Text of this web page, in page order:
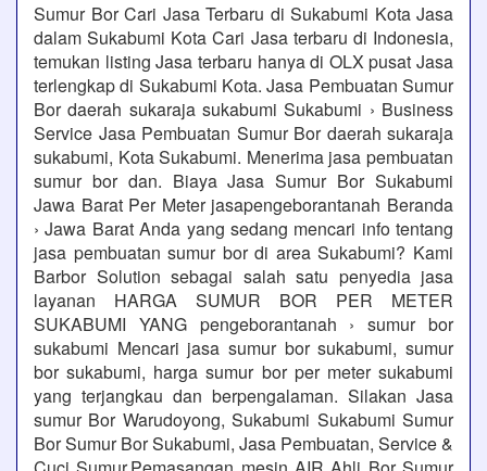
Sumur Bor Cari Jasa Terbaru di Sukabumi Kota Jasa
dalam Sukabumi Kota Cari Jasa terbaru di Indonesia,
temukan listing Jasa terbaru hanya di OLX pusat Jasa
terlengkap di Sukabumi Kota. Jasa Pembuatan Sumur
Bor daerah sukaraja sukabumi Sukabumi › Business
Service Jasa Pembuatan Sumur Bor daerah sukaraja
sukabumi, Kota Sukabumi. Menerima jasa pembuatan
sumur bor dan. Biaya Jasa Sumur Bor Sukabumi
Jawa Barat Per Meter jasapengeborantanah Beranda
› Jawa Barat Anda yang sedang mencari info tentang
jasa pembuatan sumur bor di area Sukabumi? Kami
Barbor Solution sebagai salah satu penyedia jasa
layanan HARGA SUMUR BOR PER METER
SUKABUMI YANG pengeborantanah › sumur bor
sukabumi Mencari jasa sumur bor sukabumi, sumur
bor sukabumi, harga sumur bor per meter sukabumi
yang terjangkau dan berpengalaman. Silakan Jasa
sumur Bor Warudoyong, Sukabumi Sukabumi Sumur
Bor Sumur Bor Sukabumi, Jasa Pembuatan, Service &